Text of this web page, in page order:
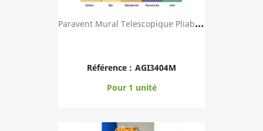
P
Aravent Mural Telescopique Pliable Avec Toile ...
Référence : AGI3404M
Pour 1 unité